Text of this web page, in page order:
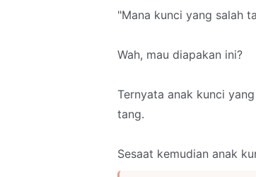
"Mana kunci yang salah
Wah, mau diapakan ini?
Ternyata anak kunci
tang.
Sesaat kemudian anak